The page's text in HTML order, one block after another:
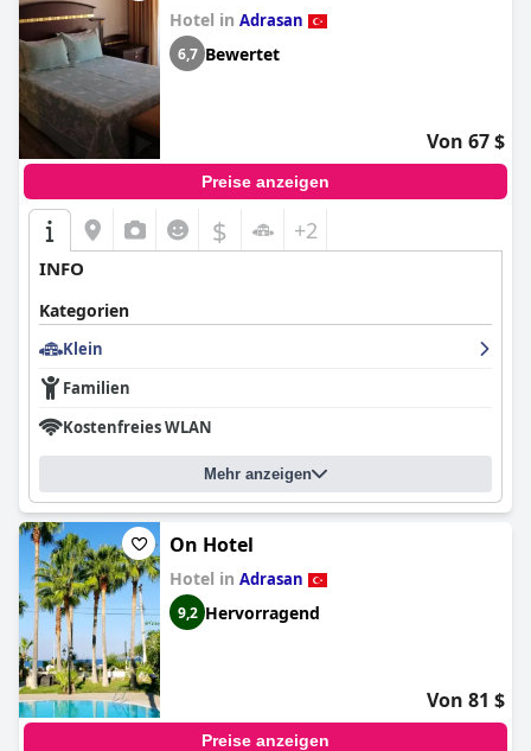
Hotel in Adrasan
6,7 Bewertet
Von 67 $
Preise anzeigen
$ +2
INFO
Kategorien
Klein
Familien
Kostenfreies WLAN
Mehr anzeigen
On Hotel
Hotel in Adrasan
9,2 Hervorragend
Von 81 $
Preise anzeigen